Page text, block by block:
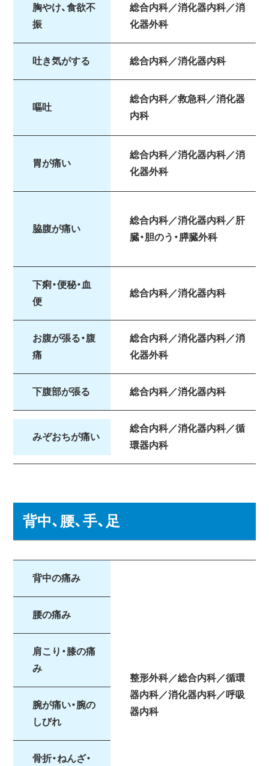
胸やけ、食欲不
振
総合内科／消化器内科／消
化器外科
吐き気がする 総合内科／消化器内科
嘔吐
総合内科／救急科／消化器
内科
胃が痛い
総合内科／消化器内科／消
化器外科
脇腹が痛い
総合内科／消化器内科／肝
臓・胆のう・膵臓外科
下痢・便秘・血
便
総合内科／消化器内科
お腹が張る・腹
痛
総合内科／消化器内科／消
化器外科
下腹部が張る 総合内科／消化器内科
みぞおちが痛い
総合内科／消化器内科／循
環器内科
背中、腰、手、足
背中の痛み
腰の痛み
肩こり・膝の痛
み
腕が痛い・腕の
しびれ
骨折・ねんざ・
整形外科／総合内科／循環
器内科／消化器内科／呼吸
器内科